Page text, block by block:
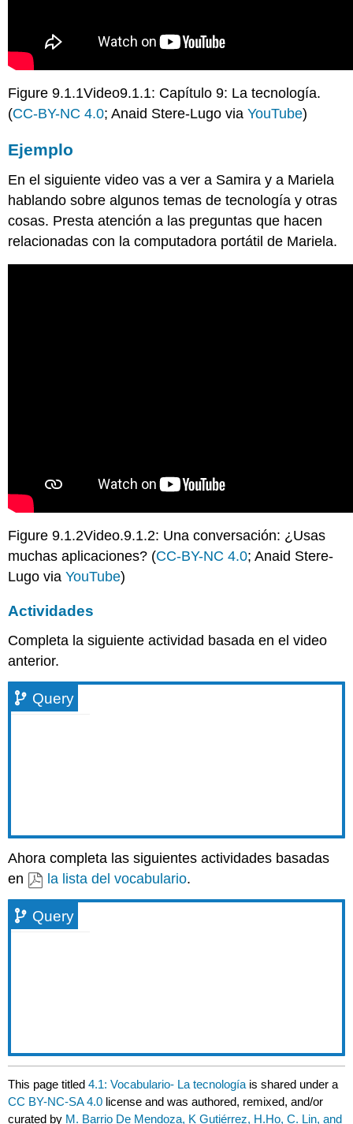
Figure 9.1.1Video9.1.1: Capítulo 9: La tecnología.
(CC-BY-NC 4.0; Anaid Stere-Lugo viaYouTube)
Ejemplo
En el siguiente video vas a ver a Samira y a Mariela
hablando sobre algunos temas de tecnología y otras
cosas. Presta atención a las preguntas que hacen
relacionadas con la computadora portátil de Mariela.
Figure 9.1.2Video.9.1.2: Una conversación: ¿Usas
muchas aplicaciones? (CC-BY-NC 4.0; Anaid Stere-
Lugo viaYouTube)
Actividades
Completa la siguiente actividad basada en el video
anterior.
Query
Ahora completa las siguientes actividades basadas
en
la lista del vocabulario.
Query
This page titled4.1: Vocabulario- La tecnologíais shared under a
CC BY-NC-SA 4.0 license and was authored, remixed, and/or
curated by M. Barrio De Mendoza, K Gutiérrez, H.Ho, C. Lin, and